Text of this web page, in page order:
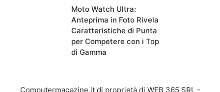
Moto Watch Ultra:
Anteprima in Foto Rivela
Caratteristiche di Punta
per Competere con i Top
di Gamma
Computermagazine.it di proprietà di WEB 365 SRL -